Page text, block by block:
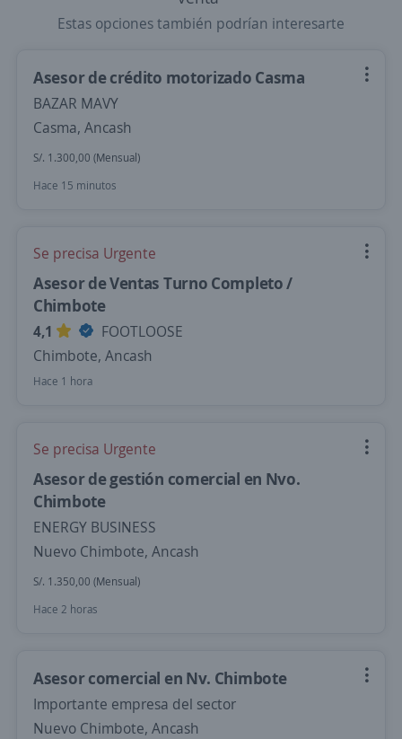
Estas opciones también podrían interesarte
Asesor de crédito motorizado Casma
BAZAR MAVY
Casma, Ancash
S/. 1.300,00 (Mensual)
Hace 15 minutos
Se precisa Urgente
Asesor de Ventas Turno Completo /
Chimbote
4,1
FOOTLOOSE
Chimbote, Ancash
Hace 1 hora
Se precisa Urgente
Asesor de gestión comercial en Nvo.
Chimbote
ENERGY BUSINESS
Nuevo Chimbote, Ancash
S/. 1.350,00 (Mensual)
Hace 2 horas
Asesor comercial en Nv. Chimbote
Importante empresa del sector
Nuevo Chimbote, Ancash